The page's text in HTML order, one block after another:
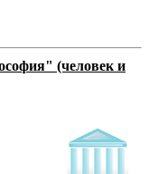
(человек и